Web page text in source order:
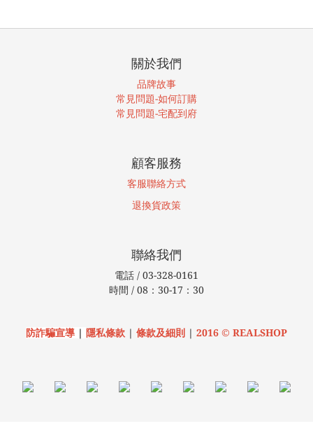
關於我們
品牌故事
常見問題-如何訂購
常見問題-宅配到府
顧客服務
客服聯絡方式
退換貨政策
聯絡我們
電話 / 03-328-0161
時間 / 08：30-17：30
防詐騙宣導 | 隱私條款 | 條款及細則 | 2016 © REALSHOP